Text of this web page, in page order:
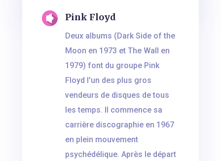
Pink Floyd
Deux albums (Dark Side of the
Moon en 1973 et The Wall en
1979) font du groupe Pink
Floyd l'un des plus gros
vendeurs de disques de tous
les temps. Il commence sa
carrière discographie en 1967
en plein mouvement
psychédélique. Après le départ